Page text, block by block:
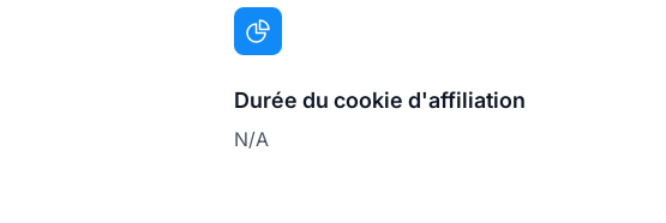
Durée du cookie d'affiliation
N/A